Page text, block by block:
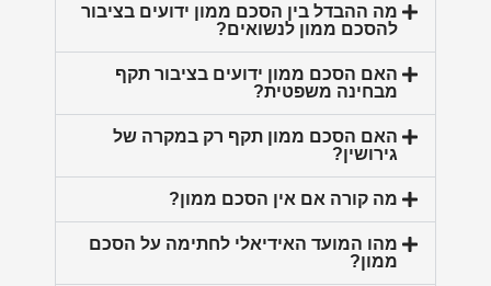
מה ההבדל בין הסכם ממון ידועים בציבור
להסכם ממון לנשואים?
האם הסכם ממון ידועים בציבור תקף
מבחינה משפטית?
האם הסכם ממון תקף רק במקרה של
גירושין?
מה קורה אם אין הסכם ממון?
מהו המועד האידיאלי לחתימה על הסכם
ממון?